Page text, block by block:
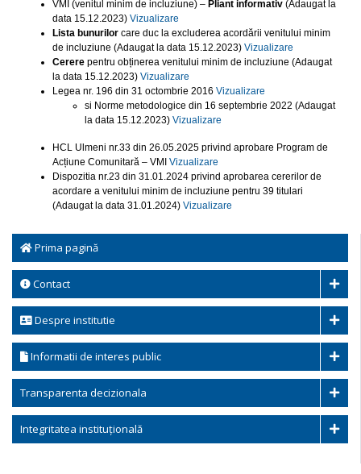
Prima pagină
Contact
Despre institutie
Informatii de interes public
Transparenta decizionala
Integritatea instituțională
VMI (venitul minim de incluziune) – Pliant informativ (Adaugat la
data 15.12.2023) Vizualizare
Lista bunurilor care duc la excluderea acordării venitului minim
de incluziune (Adaugat la data 15.12.2023) Vizualizare
Cerere pentru obținerea venitului minim de incluziune (Adaugat
la data 15.12.2023) Vizualizare
Legea nr. 196 din 31 octombrie 2016 Vizualizare
si Norme metodologice din 16 septembrie 2022 (Adaugat
la data 15.12.2023) Vizualizare
HCL Ulmeni nr.33 din 26.05.2025 privind aprobare Program de
Acțiune Comunitară – VMI Vizualizare
Dispozitia nr.23 din 31.01.2024 privind aprobarea cererilor de
acordare a venitului minim de incluziune pentru 39 titulari
(Adaugat la data 31.01.2024) Vizualizare